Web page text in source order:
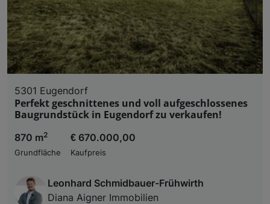
5301 Eugendorf
Perfekt geschnittenes und voll aufgeschlossenes
Baugrundstück in Eugendorf zu verkaufen!
870 m2
Grundfläche
€ 670.000,00
Kaufpreis
Leonhard Schmidbauer-Frühwirth
Diana Aigner Immobilien